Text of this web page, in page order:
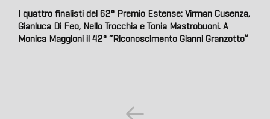
I quattro finalisti del 62° Premio Estense: Virman Cusenza,
Gianluca Di Feo, Nello Trocchia e Tonia Mastrobuoni. A
Monica Maggioni il 42° “Riconoscimento Gianni Granzotto”